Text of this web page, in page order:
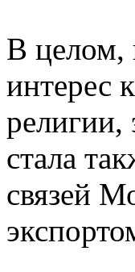
В целом,
интерес
религии,
стала
связей